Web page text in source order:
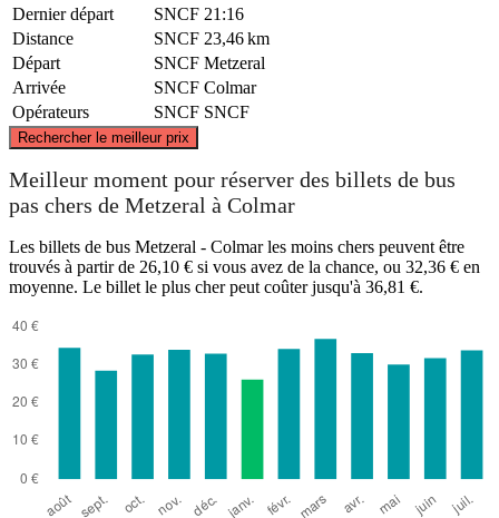
Dernier départ
SNCF 21:16
Distance
SNCF 23,46 km
Départ
SNCF Metzeral
Arrivée
SNCF Colmar
Opérateurs
SNCF SNCF
Rechercher le meilleur prix
Metzeral
Meilleur moment pour réserver des billets de bus
pas chers de Metzeral à Colmar
Les billets de bus Metzeral - Colmar les moins chers peuvent être
trouvés à partir de 26,10 € si vous avez de la chance, ou 32,36 € en
moyenne. Le billet le plus cher peut coûter jusqu'à 36,81 €.